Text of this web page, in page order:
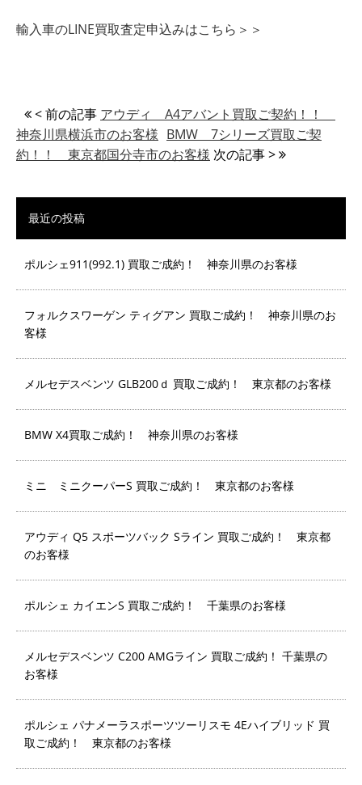
輸入車のLINE買取査定申込みはこちら＞＞
< 前の記事 アウディ A4アバント買取ご契約！！
神奈川県横浜市のお客様 BMW 7シリーズ買取ご契
約！！ 東京都国分寺市のお客様 次の記事 >
最近の投稿
ポルシェ911(992.1) 買取ご成約！ 神奈川県のお客様
フォルクスワーゲン ティグアン 買取ご成約！ 神奈川県のお
客様
メルセデスベンツ GLB200ｄ 買取ご成約！ 東京都のお客様
BMW X4買取ご成約！ 神奈川県のお客様
ミニ ミニクーパーS 買取ご成約！ 東京都のお客様
アウディ Q5 スポーツバック Sライン 買取ご成約！ 東京都
のお客様
ポルシェ カイエンS 買取ご成約！ 千葉県のお客様
メルセデスベンツ C200 AMGライン 買取ご成約！ 千葉県の
お客様
ポルシェ パナメーラスポーツツーリスモ 4Eハイブリッド 買
取ご成約！ 東京都のお客様